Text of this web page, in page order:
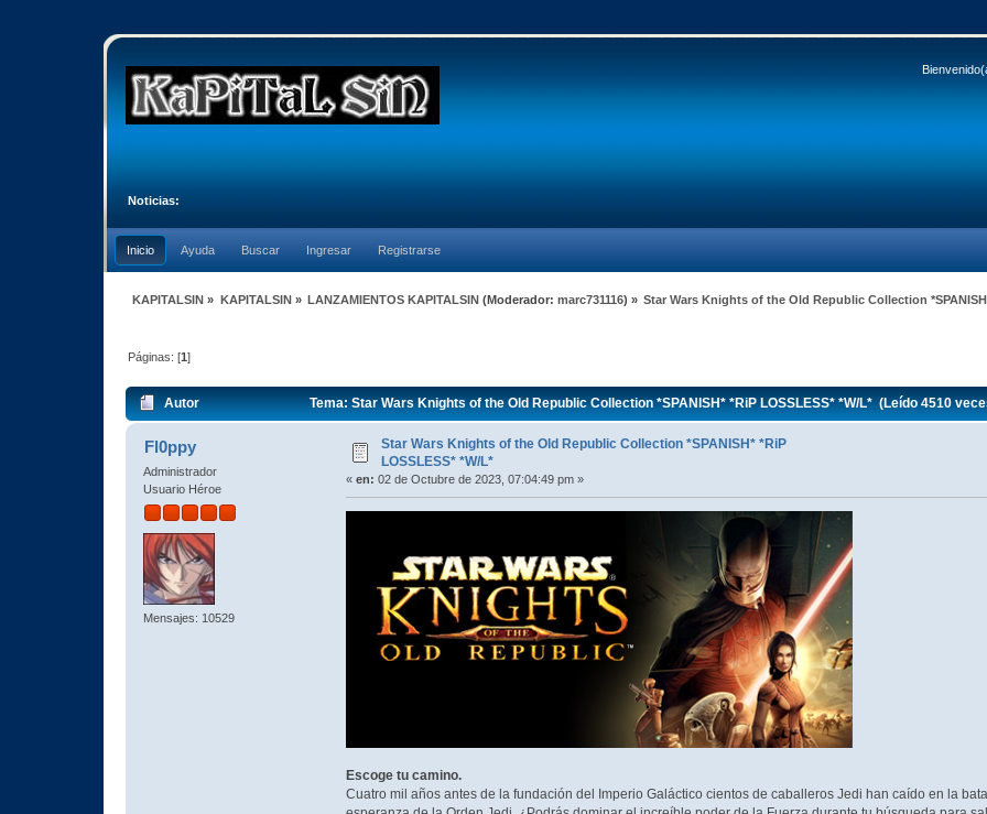
Noticias:
Inicio Ayuda Buscar Ingresar Registrarse
KAPITALSIN » KAPITALSIN» LANZAMIENTOS KAPITALSIN (Moderador:marc731116) » Star Wars Knights of the Old Republic Collection
Páginas: [1]
Autor Tema: Star Wars Knights of the Old Republic Collection *SPANISH* *RiP LOSSLESS* *W/L* (Leído 4510
Fl0ppy
Administrador
Usuario Héroe
Mensajes: 10529
Star Wars Knights of the Old Republic Collection *SPANISH* *RiP
LOSSLESS* *W/L*
« en: 02 de Octubre de 2023, 07:04:49 pm »
Escoge tu camino.
Cuatro mil años antes de la fundación del Imperio Galáctico cientos de caballeros Jedi han caído en la